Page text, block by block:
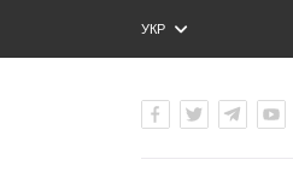
УКР
ENG